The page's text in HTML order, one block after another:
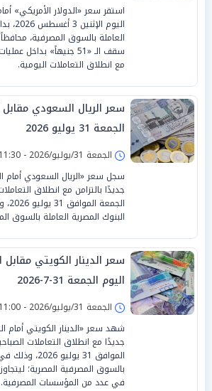
استقر سعر «الدولار الأمريكي»
اليوم
العاملة بالسوق المصرفية،
سقف الـ «51 جنيهاً» بداخل
مع انطلاق التعاملات اليومية.
سعر الريال السعودي مقابل
الجمعة 31 يوليو 2026
الجمعة 31/يوليو/2026 - 11:30 ص
سجل سعر «الريال السعودي أمام
جديدًا بالتزامن مع انطلاق
البنوك المصرية العاملة بالسوق
سعر الدينار الكويتي مقابل
اليوم الجمعة 31-7-2026
الجمعة 31/يوليو/2026 - 11:00 ص
شهد سعر «الدينار الكويتي أمام
جديدًا مع انطلاق التعاملات
الموافق 31
في عدد من المؤسسات المصرفية.